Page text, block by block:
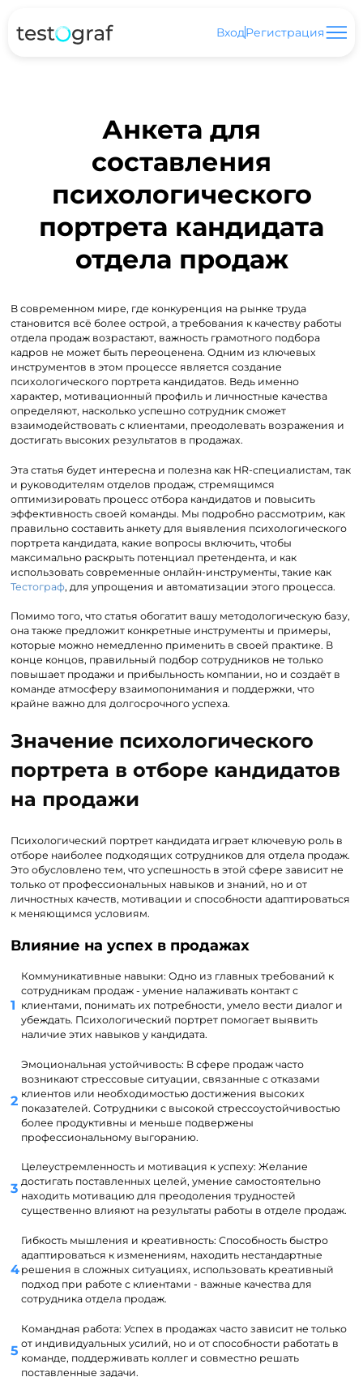
ВходРегистрация
Анкета для
составления
психологического
портрета кандидата
отдела продаж
В современном мире, где конкуренция на рынке труда
становится всё более острой, а требования к качеству работы
отдела продаж возрастают, важность грамотного подбора
кадров не может быть переоценена. Одним из ключевых
инструментов в этом процессе является создание
психологического портрета кандидатов. Ведь именно
характер, мотивационный профиль и личностные качества
определяют, насколько успешно сотрудник сможет
взаимодействовать с клиентами, преодолевать возражения и
достигать высоких результатов в продажах.
Эта статья будет интересна и полезна как HR-специалистам, так
и руководителям отделов продаж, стремящимся
оптимизировать процесс отбора кандидатов и повысить
эффективность своей команды. Мы подробно рассмотрим, как
правильно составить анкету для выявления психологического
портрета кандидата, какие вопросы включить, чтобы
максимально раскрыть потенциал претендента, и как
использовать современные онлайн-инструменты, такие как
Тестограф, для упрощения и автоматизации этого процесса.
Помимо того, что статья обогатит вашу методологическую базу,
она также предложит конкретные инструменты и примеры,
которые можно немедленно применить в своей практике. В
конце концов, правильный подбор сотрудников не только
повышает продажи и прибыльность компании, но и создаёт в
команде атмосферу взаимопонимания и поддержки, что
крайне важно для долгосрочного успеха.
Значение психологического
портрета в отборе кандидатов
на продажи
Психологический портрет кандидата играет ключевую роль в
отборе наиболее подходящих сотрудников для отдела продаж.
Это обусловлено тем, что успешность в этой сфере зависит не
только от профессиональных навыков и знаний, но и от
личностных качеств, мотивации и способности адаптироваться
к меняющимся условиям.
Влияние на успех в продажах
Коммуникативные навыки: Одно из главных требований к
сотрудникам продаж - умение налаживать контакт с
клиентами, понимать их потребности, умело вести диалог и
убеждать. Психологический портрет помогает выявить
наличие этих навыков у кандидата.
Эмоциональная устойчивость: В сфере продаж часто
возникают стрессовые ситуации, связанные с отказами
клиентов или необходимостью достижения высоких
показателей. Сотрудники с высокой стрессоустойчивостью
более продуктивны и меньше подвержены
профессиональному выгоранию.
Целеустремленность и мотивация к успеху: Желание
достигать поставленных целей, умение самостоятельно
находить мотивацию для преодоления трудностей
существенно влияют на результаты работы в отделе продаж.
Гибкость мышления и креативность: Способность быстро
адаптироваться к изменениям, находить нестандартные
решения в сложных ситуациях, использовать креативный
подход при работе с клиентами - важные качества для
сотрудника отдела продаж.
Командная работа: Успех в продажах часто зависит не только
от индивидуальных усилий, но и от способности работать в
команде, поддерживать коллег и совместно решать
поставленные задачи.